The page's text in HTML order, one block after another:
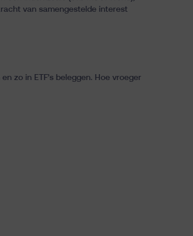
van samengestelde interest
zo in ETF’s beleggen. Hoe vroeger